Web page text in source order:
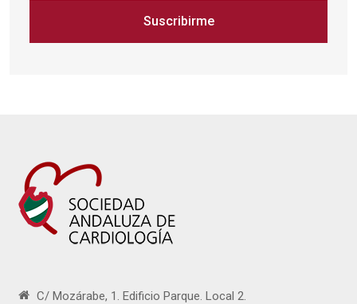
Suscribirme
C/ Mozárabe, 1. Edificio Parque. Local 2.